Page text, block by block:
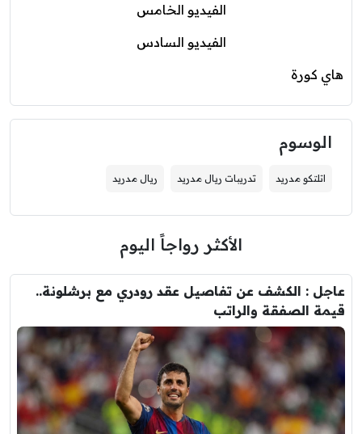
الفيديو الخامس
الفيديو السادس
هاي كورة
الوسوم
اتلتكو مدريد تدريبات ريال مدريد ريال مدريد
الأكثر رواجاً اليوم
عاجل : الكشف عن تفاصيل عقد رودري مع برشلونة..
قيمة الصفقة والراتب